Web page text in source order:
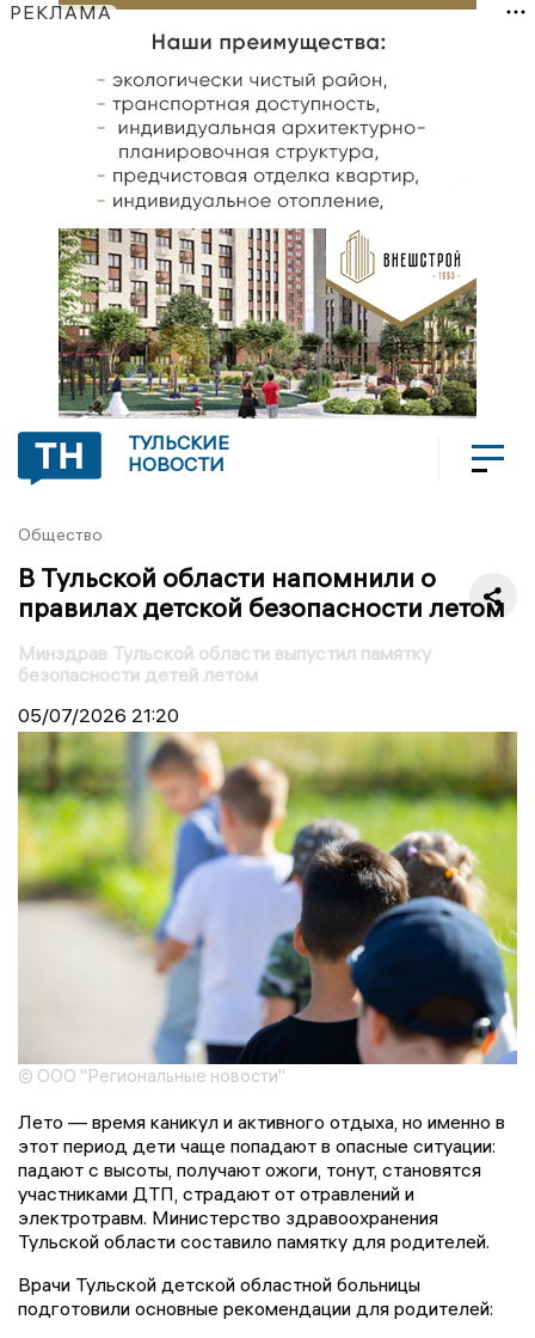
РЕКЛАМА
ТУЛЬСКИЕ
НОВОСТИ
Общество
В Тульской области напомнили о
правилах детской безопасности летом
Минздрав Тульской области выпустил памятку
безопасности детей летом
05/07/2026 21:20
© ООО "Региональные новости"
Лето — время каникул и активного отдыха, но именно в
этот период дети чаще попадают в опасные ситуации:
падают с высоты, получают ожоги, тонут, становятся
участниками ДТП, страдают от отравлений и
электротравм. Министерство здравоохранения
Тульской области составило памятку для родителей.
Врачи Тульской детской областной больницы
подготовили основные рекомендации для родителей: